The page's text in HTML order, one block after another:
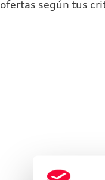
ofertas según tus